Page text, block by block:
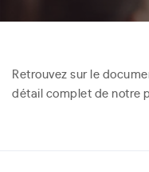
Retrouvez sur le
détail complet de notre